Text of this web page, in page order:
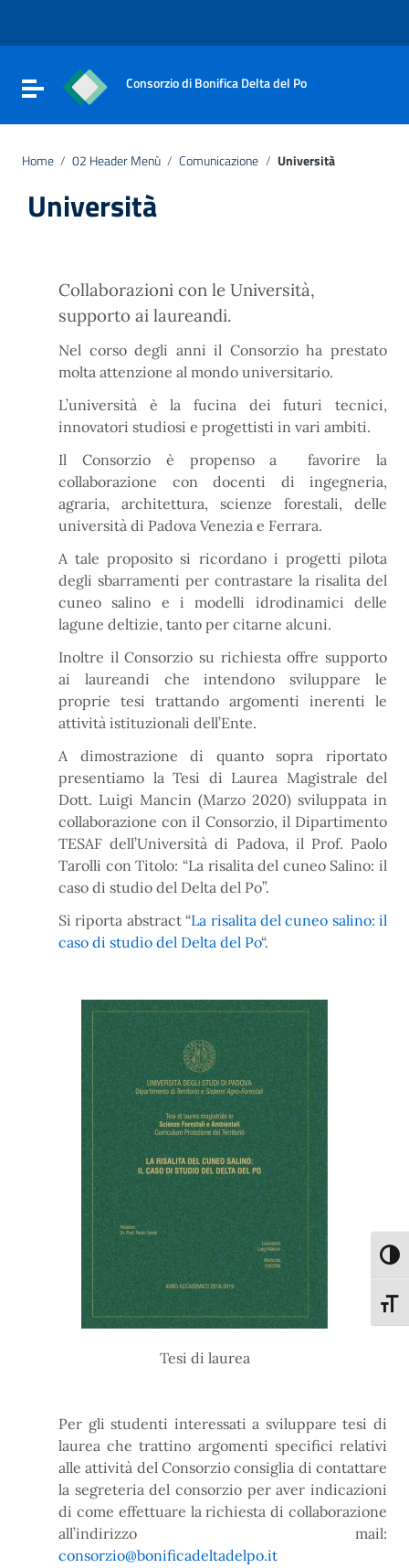
Vai al footer
Attiva / disattiva la navigazione
Consorzio di Bonifica Delta del Po
Home / 02 Header Menù / Comunicazione / Università
Università
Collaborazioni con le Università,
supporto ai laureandi.
Nel corso degli anni il Consorzio ha prestato
molta attenzione al mondo universitario.
L’università è la fucina dei futuri tecnici,
innovatori studiosi e progettisti in vari ambiti.
Il Consorzio è propenso a favorire la
collaborazione con docenti di ingegneria,
agraria, architettura, scienze forestali, delle
università di Padova Venezia e Ferrara.
A tale proposito si ricordano i progetti pilota
degli sbarramenti per contrastare la risalita del
cuneo salino e i modelli idrodinamici delle
lagune deltizie, tanto per citarne alcuni.
Inoltre il Consorzio su richiesta offre supporto
ai laureandi che intendono sviluppare le
proprie tesi trattando argomenti inerenti le
attività istituzionali dell’Ente.
A dimostrazione di quanto sopra riportato
presentiamo la Tesi di Laurea Magistrale del
Dott. Luigi Mancin (Marzo 2020) sviluppata in
collaborazione con il Consorzio, il Dipartimento
TESAF dell’Università di Padova, il Prof. Paolo
Tarolli con Titolo: “La risalita del cuneo Salino: il
caso di studio del Delta del Po”.
Si riporta abstract “La risalita del cuneo salino: il
caso di studio del Delta del Po“.
Tesi di laurea
Per gli studenti interessati a sviluppare tesi di
laurea che trattino argomenti specifici relativi
alle attività del Consorzio consiglia di contattare
la segreteria del consorzio per aver indicazioni
di come effettuare la richiesta di collaborazione
all’indirizzo mail:
consorzio@bonificadeltadelpo.it